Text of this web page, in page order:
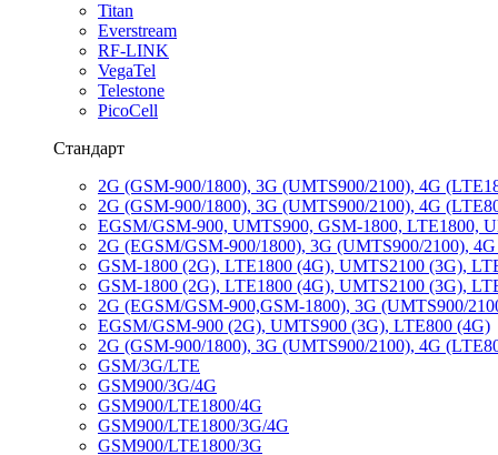
Titan
Everstream
RF-LINK
VegaTel
Telestone
PicoCell
Стандарт
2G (GSM-900/1800), 3G (UMTS900/2100), 4G
2G (GSM-900/1800), 3G (UMTS900/2100), 4G
EGSM/GSM-900, UMTS900, GSM-1800, LTE1800,
2G (EGSM/GSM-900/1800), 3G (UMTS900/2100),
GSM-1800 (2G), LTE1800 (4G), UMTS2100 (3G),
GSM-1800 (2G), LTE1800 (4G), UMTS2100 (3G),
2G (EGSM/GSM-900,GSM-1800), 3G (UMTS900/
EGSM/GSM-900 (2G), UMTS900 (3G), LTE800 (4G)
2G (GSM-900/1800), 3G (UMTS900/2100), 4G
GSM/3G/LTE
GSM900/3G/4G
GSM900/LTE1800/4G
GSM900/LTE1800/3G/4G
GSM900/LTE1800/3G